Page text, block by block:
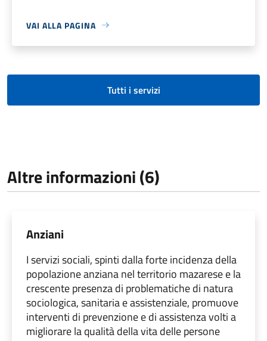
VAI ALLA PAGINA
Tutti i servizi
Altre informazioni (6)
Anziani
I servizi sociali, spinti dalla forte incidenza della
popolazione anziana nel territorio mazarese e la
crescente presenza di problematiche di natura
sociologica, sanitaria e assistenziale, promuove
interventi di prevenzione e di assistenza volti a
migliorare la qualità della vita delle persone